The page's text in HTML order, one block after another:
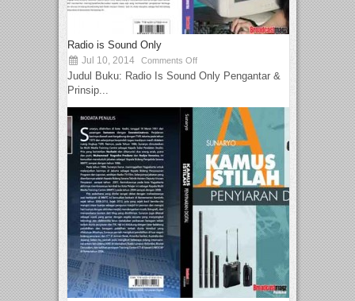
Radio is Sound Only
Jul 10, 2014 Comments Off
Judul Buku: Radio Is Sound Only Pengantar &
Prinsip...